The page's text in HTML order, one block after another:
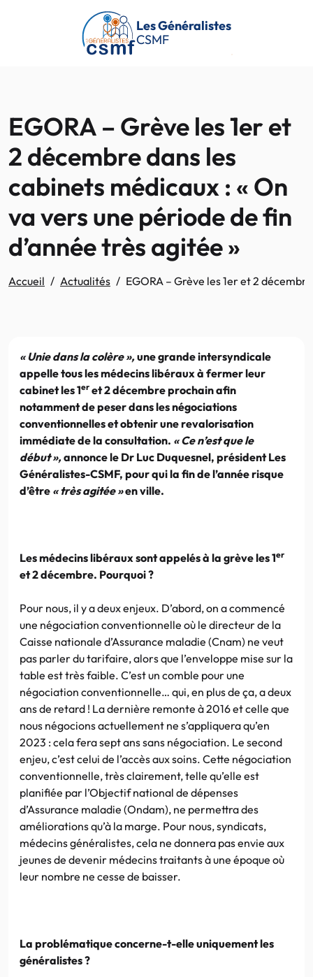
Passer au contenu principal
Les Généralistes
CSMF
EGORA – Grève les 1er et
2 décembre dans les
cabinets médicaux : « On
va vers une période de fin
d’année très agitée »
Accueil Actualités EGORA – Grève les 1er et 2
« Unie dans la colère »,une grande intersyndicale
appelle tous les médecins libéraux à fermer leur
cabinet les 1er et 2 décembre prochain afin
notamment de peser dans les négociations
conventionnelles et obtenir une revalorisation
immédiate de la consultation. « Ce n’est que le
début »,annonce le Dr Luc Duquesnel, président Les
Généralistes-CSMF, pour qui la fin de l’année risque
d’être « très agitée »en ville.
Les médecins libéraux sont appelés à la grève les 1er
et 2 décembre. Pourquoi ?
Pour nous, il y a deux enjeux. D’abord, on a commencé
une négociation conventionnelle où le directeur de la
Caisse nationale d’Assurance maladie (Cnam) ne veut
pas parler du tarifaire, alors que l’enveloppe mise sur la
table est très faible. C’est un comble pour une
négociation conventionnelle… qui, en plus de ça, a deux
ans de retard ! La dernière remonte à 2016 et celle que
nous négocions actuellement ne s’appliquera qu’en
2023 : cela fera sept ans sans négociation. Le second
enjeu, c’est celui de l’accès aux soins. Cette négociation
conventionnelle, très clairement, telle qu’elle est
planifiée par l’Objectif national de dépenses
d’Assurance maladie (Ondam), ne permettra des
améliorations qu’à la marge. Pour nous, syndicats,
médecins généralistes, cela ne donnera pas envie aux
jeunes de devenir médecins traitants à une époque où
leur nombre ne cesse de baisser.
La problématique concerne-t-elle uniquement les
généralistes ?